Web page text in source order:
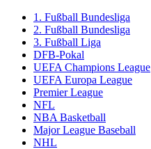
1. Fußball Bundesliga
2. Fußball Bundesliga
3. Fußball Liga
DFB-Pokal
UEFA Champions League
UEFA Europa League
Premier League
NFL
NBA Basketball
Major League Baseball
NHL